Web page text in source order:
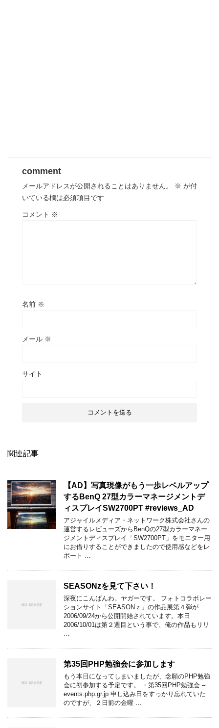
comment
メールアドレスが公開されることはありません。 ※ が付
いている欄は必須項目です
コメント ※
名前 ※
メール ※
サイト
関連記事
【AD】写真現像がもう一歩レベルアップ
するBenQ 27型カラーマネージメントデ
ィスプレイSW2700PT #reviews_AD
アジャイルメディア・ネットワーク株式会社さんの
運営するレビューズからBenQの27型カラーマネー
ジメントディスプレイ「SW2700PT」をモニター用
にお借りすることができましたので使用感などをレ
ポート …
SEASONzを見て下さい！
深夜にこんばんわ。ヤガーです。 フォトコラボレー
ションサイト「SEASONｚ」の作品展第４弾が
2006/09/24から公開開始されています。本日
2006/10/01は第２週目という事で、俺の作品もリリ
…
第35回PHP勉強会に参加します
もう本日になってしまいましたが、念願のPHP勉強
会に初参加する予定です。 ・第35回PHP勉強会 –
events.php.gr.jp 申し込み日をすっかり忘れていた
のですが、２日前の金曜 …